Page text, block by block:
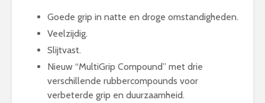
Goede grip in natte en droge omstandigheden.
Veelzijdig.
Slijtvast.
Nieuw “MultiGrip Compound” met drie
verschillende rubbercompounds voor
verbeterde grip en duurzaamheid.